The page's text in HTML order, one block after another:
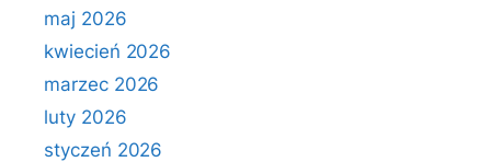
maj 2026
kwiecień 2026
marzec 2026
luty 2026
styczeń 2026